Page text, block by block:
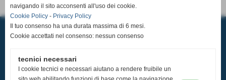
Via Tosco Romagnola,2480, 56023 - Cascina (Pisa)
P.I. 02185350507 C.F 93084600506
email:
ufficio stampa: ufficiostampa@pallavolocasciavola.it -352 0071268
navigando il sito acconsenti all'uso dei cookie.
Cookie Policy - Privacy Policy
Il tuo consenso ha una durata massima di 6 mesi.
Cookie accettati nel consenso: nessun consenso
tecnici necessari
I cookie tecnici e necessari aiutano a rendere fruibile un